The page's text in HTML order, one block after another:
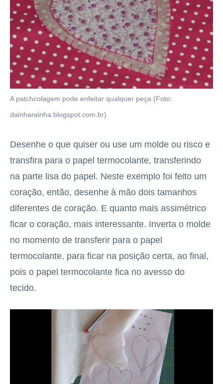
A patchcolagem pode enfeitar qualquer peça (Foto:
dainharainha.blogspot.com.br)
Desenhe o que quiser ou use um molde ou risco e
transfira para o papel termocolante, transferindo
na parte lisa do papel. Neste exemplo foi feito um
coração, então, desenhe à mão dois tamanhos
diferentes de coração. E quanto mais assimétrico
ficar o coração, mais interessante. Inverta o molde
no momento de transferir para o papel
termocolante, para ficar na posição certa, ao final,
pois o papel termocolante fica no avesso do
tecido.